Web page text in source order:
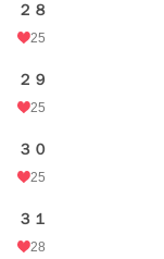
２８
25
２９
25
３０
25
３１
28